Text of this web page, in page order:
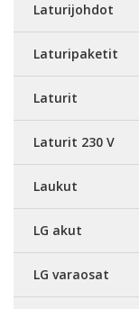
Laturijohdot
Laturipaketit
Laturit
Laturit 230 V
Laukut
LG akut
LG varaosat